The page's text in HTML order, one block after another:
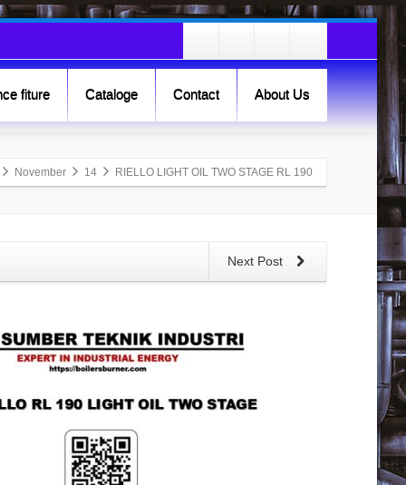
fiture Cataloge Contact About Us
November 14 RIELLO LIGHT OIL TWO STAGE RL 190
Next Post